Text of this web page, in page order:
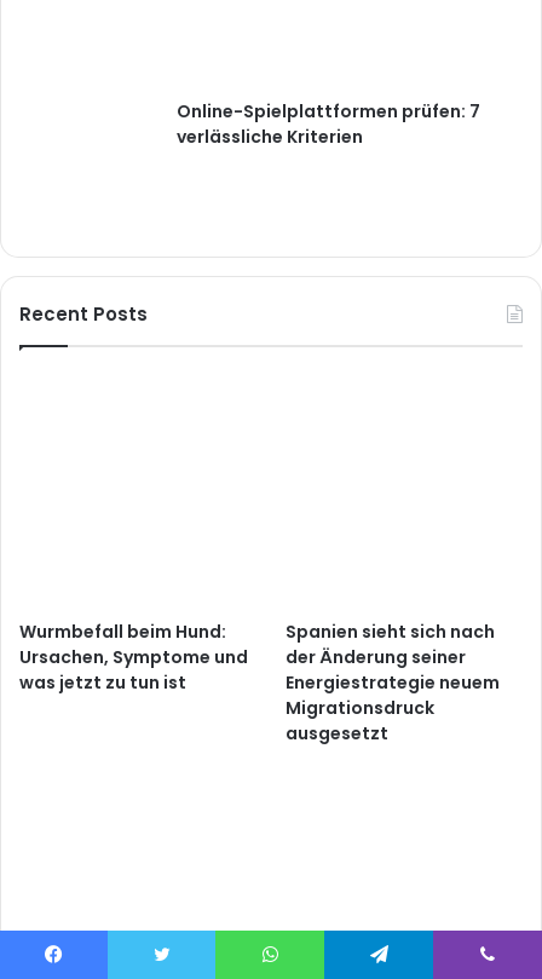
Online-Spielplattformen prüfen: 7
verlässliche Kriterien
Recent Posts
Wurmbefall beim Hund:
Ursachen, Symptome und
was jetzt zu tun ist
Spanien sieht sich nach
der Änderung seiner
Energiestrategie neuem
Migrationsdruck
ausgesetzt